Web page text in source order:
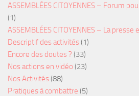
ASSEMBLÉES CITOYENNES – Forum
(1)
ASSEMBLÉES CITOYENNES – La presse
Descriptif des activités (1)
Encore des doutes ? (33)
Nos actions en vidéo (23)
Nos Activités (88)
Pratiques à combattre (5)